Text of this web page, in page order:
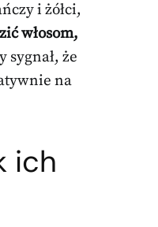
i żółci,
włosom,
sygnał, że
na
ich